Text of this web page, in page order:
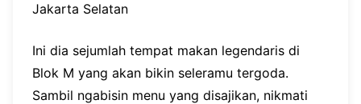
Jakarta Selatan
Ini dia sejumlah tempat makan legendaris di
Blok M yang akan bikin seleramu tergoda.
Sambil ngabisin menu yang disajikan, nikmati